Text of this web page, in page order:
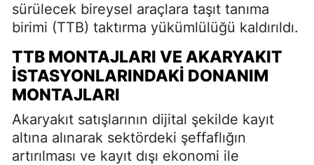
sürülecek bireysel araçlara taşıt tanıma
birimi (TTB) taktırma yükümlülüğü kaldırıldı.
TTB MONTAJLARI VE AKARYAKIT
İSTASYONLARINDAKI DONANIM
MONTAJLARI
Akaryakıt satışlarının dijital şekilde kayıt
altına alınarak sektördeki şeffaflığın
artırılması ve kayıt dışı ekonomi ile